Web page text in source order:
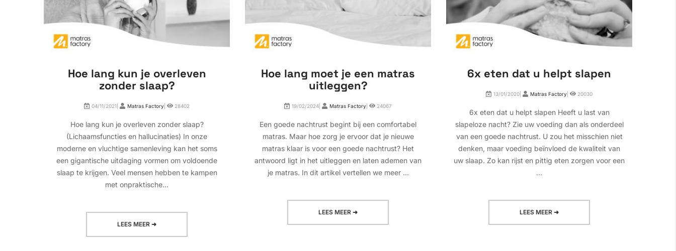
Hoe lang kun je overleven
zonder slaap?
04/11/2021| Matras Factory 28402
Hoe lang kun je overleven zonder slaap?
(Lichaamsfuncties en hallucinaties) In onze
moderne en vluchtige samenleving kan het soms
een gigantische uitdaging vormen om voldoende
slaap te krijgen. Veel mensen hebben te kampen
met onpraktische...
LEES MEER ➜
Hoe lang moet je een matras
uitleggen?
19/02/2024| Matras Factory 24067
Een goede nachtrust begint bij een comfortabel
matras. Maar hoe zorg je ervoor dat je nieuwe
matras klaar is voor een goede nachtrust? Het
antwoord ligt in het uitleggen en laten ademen van
je matras. In dit artikel vertellen we meer ...
LEES MEER ➜
6x eten dat u helpt slapen
13/01/2020| Matras Factory 20030
6x eten dat u helpt slapen Heeft u last van
slapeloze nacht? Zie uw voeding dan als onderdeel
van een goede nachtrust. U zou het misschien niet
denken, maar voeding beïnvloed de kwaliteit van
uw slaap. Zo kan rijst en pittig eten zorgen voor een
...
LEES MEER ➜